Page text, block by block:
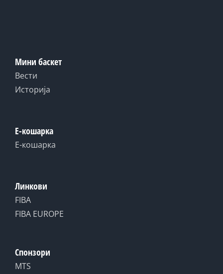
Мини баскет
Вести
Историја
Е-кошарка
Е-кошарка
Линкови
FIBA
FIBA EUROPE
Спонзори
MTS